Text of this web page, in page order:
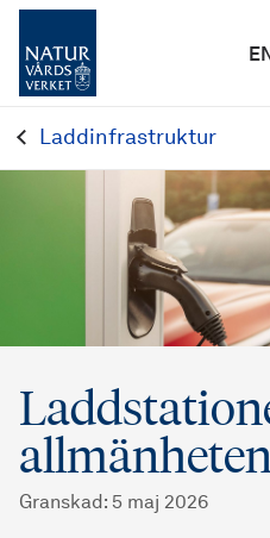
Laddinfrastruktur
Granskad : 5 maj 2026